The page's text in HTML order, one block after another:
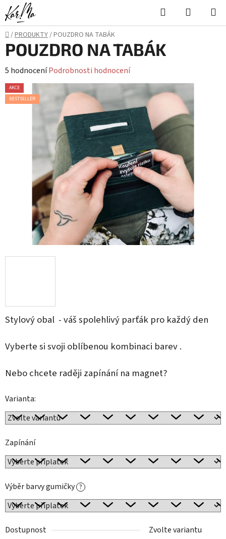
Přejít
na
obsah
Hledat
KOŠÍK
Domů
/PRODUKTY/POUZDRO NA TABÁK
Stylový obal - váš spolehlivý parťák pro každý den
Vyberte si svoji oblíbenou kombinaci barev .
Nebo chcete raději zapínání na magnet?
Varianta:
Zapínání
Výběr barvy gumičky ?
Dostupnost Zvolte variantu
POUZDRO NA TABÁK
Průměrné
hodnocení
produktu
5 hodnoceníPodrobnosti hodnocení
AKCE
BESTSELLER